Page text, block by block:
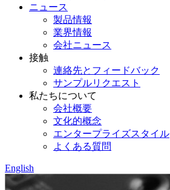
ニュース
製品情報
業界情報
会社ニュース
接触
連絡先とフィードバック
サンプルリクエスト
私たちについて
会社概要
文化的概念
エンタープライズスタイル
よくある質問
English